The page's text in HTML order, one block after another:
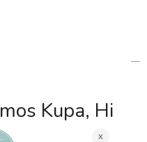
Kupa, Hi